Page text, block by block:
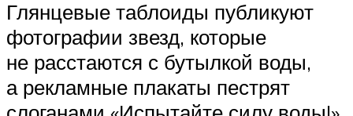
Глянцевые таблоиды публикуют
фотографии звезд, которые
не расстаются с бутылкой воды,
а рекламные плакаты пестрят